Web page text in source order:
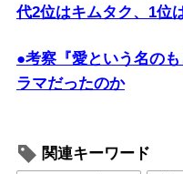
代2位はキムタク、1位
●考察『愛という名の
ラマだったのか
関連キーワード